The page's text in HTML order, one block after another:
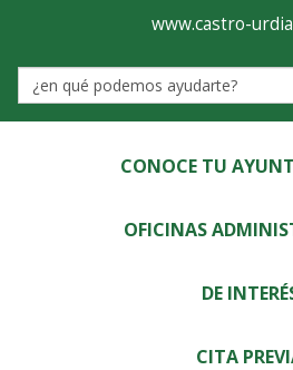
Ayuntamiento
de
Castro-
Urdiales
www.castro-
Label
CONOCE TU
OFICINAS
DE
CITA